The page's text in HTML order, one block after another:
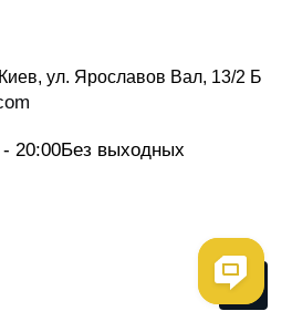
ул. Ярославов Вал, 13/2 Б
20:00Без выходных